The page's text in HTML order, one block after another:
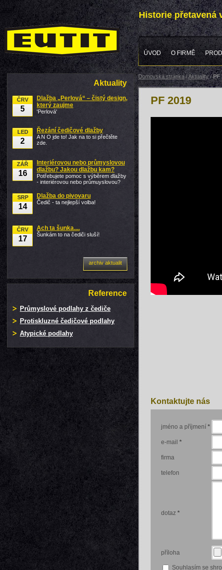
Historie přetavená
ÚVOD O FIRMĚ
Domovská stránka/Aktuality/PF
PF 2019
Kontaktujte nás
jméno a příjmení *
e-mail *
firma
telefon
dotaz *
příloha
Souhlasím se
Aktuality
ČRV
5
Dlažba „Perlová“ – čistý design,
který zaujme
'Perlová'
LED
2
Řezání čedičové dlažby
A N O jde to! Jak na to si přečtěte
zde.
ZÁŘ
16
Interiérovou nebo průmyslovou
dlažbu? Jakou dlažbu kam?
Potřebujete pomoc s výběrem dlažby
- interiérovou nebo průmuyslovou?
SRP
14
Dlažba do pivovaru
Čedič - ta nejlepší volba!
ČRV
17
Ach ta šunka....
Šunkám to na čediči sluší!
archiv aktualit
Reference
Průmyslové podlahy z čediče
Protiskluzné čedičové podlahy
Atypické podlahy